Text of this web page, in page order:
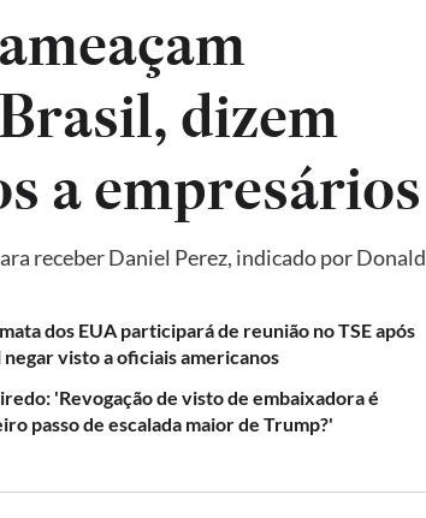
dizem
a empresários
receber Daniel Perez, indicado por Donald
dos EUA participará de reunião no TSE após
negar visto a oficiais americanos
'Revogação de visto de embaixadora é
passo de escalada maior de Trump?'